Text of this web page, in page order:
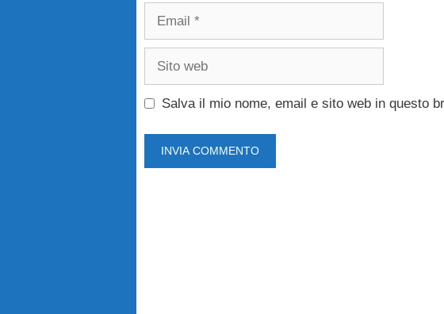
Email
Sito
Salva il mio nome, email e sito web in questo